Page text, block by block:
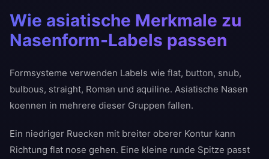
Wie asiatische Merkmale zu
Nasenform-Labels passen
Formsysteme verwenden Labels wie flat, button, snub,
bulbous, straight, Roman und aquiline. Asiatische Nasen
koennen in mehrere dieser Gruppen fallen.
Ein niedriger Ruecken mit breiter oberer Kontur kann
Richtung flat nose gehen. Eine kleine runde Spitze passt